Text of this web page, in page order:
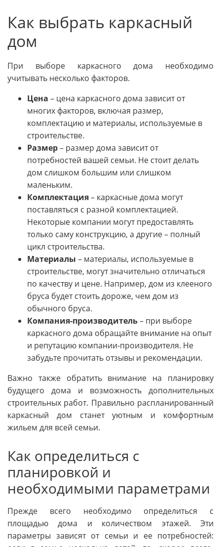
Как выбрать каркасный
дом
При выборе каркасного дома необходимо
учитывать несколько факторов.
Цена – цена каркасного дома зависит от
многих факторов, включая размер,
комплектацию и материалы, используемые в
строительстве.
Размер– размер дома зависит от
потребностей вашей семьи. Не стоит делать
дом слишком большим или слишком
маленьким.
Комплектация– каркасные дома могут
поставляться с разной комплектацией.
Некоторые компании могут предоставлять
только саму конструкцию, а другие – полный
цикл строительства.
Материалы – материалы, используемые в
строительстве, могут значительно отличаться
по качеству и цене. Например, дом из клееного
бруса будет стоить дороже, чем дом из
обычного бруса.
Компания-производитель– при выборе
каркасного дома обращайте внимание на опыт
и репутацию компании-производителя. Не
забудьте прочитать отзывы и рекомендации.
Важно также обратить внимание на планировку
будущего дома и возможность дополнительных
строительных работ. Правильно распланированный
каркасный дом станет уютным и комфортным
жильем для всей семьи.
Как определиться с
планировкой и
необходимыми параметрами
Прежде всего необходимо определиться с
площадью дома и количеством этажей. Эти
параметры зависят от семьи и ее потребностей: